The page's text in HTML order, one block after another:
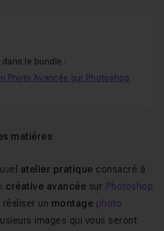
le bundle :
Photo Avancée sur Photoshop
matières
atelier pratique consacré à
créative avancée sur Photoshop
un montage photo
images qui vous seront